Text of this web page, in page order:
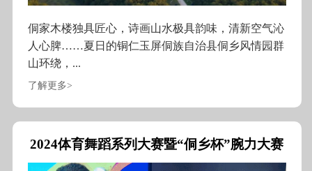
侗家木楼独具匠心，诗画山水极具韵味，清新空气沁
人心脾……夏日的铜仁玉屏侗族自治县侗乡风情园群
山环绕，...
了解更多>
2024体育舞蹈系列大赛暨“侗乡杯”腕力大赛